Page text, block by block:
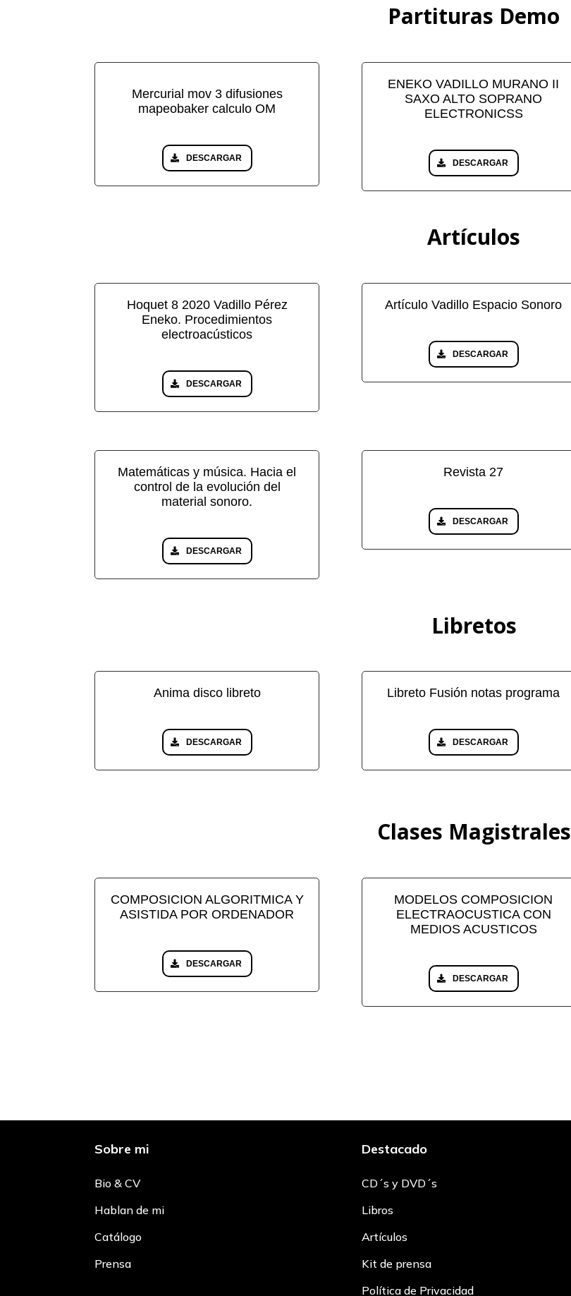
Partituras Demo
Mercurial mov 3 difusiones
mapeobaker calculo OM
DESCARGAR
ENEKO VADILLO MURANO II
SAXO ALTO SOPRANO
ELECTRONICSS
DESCARGAR
Artículos
Hoquet 8 2020 Vadillo Pérez
Eneko. Procedimientos
electroacústicos
DESCARGAR
Artículo Vadillo Espacio Sonoro
DESCARGAR
Matemáticas y música. Hacia el
control de la evolución del
material sonoro.
DESCARGAR
Revista 27
DESCARGAR
Libretos
Anima disco libreto
DESCARGAR
Libreto Fusión notas programa
DESCARGAR
Clases Magistrales
COMPOSICION ALGORITMICA Y
ASISTIDA POR ORDENADOR
DESCARGAR
MODELOS COMPOSICION
ELECTRAOCUSTICA CON
MEDIOS ACUSTICOS
DESCARGAR
Sobre mi
Bio & CV
Hablan de mi
Catálogo
Prensa
Destacado
CD´s y DVD´s
Libros
Artículos
Kit de prensa
Política de Privacidad